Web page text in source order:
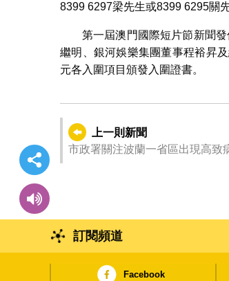
8399 6297梁先生或8399 6295關先
第一屆澳門國際短片節新聞
繼明、銀河娛樂集團董事程裕昇
元各入圍項目頒發入圍證書。
上一則新聞
市政署關注波蘭一省區出現高致
訂閱頻道
Facebook